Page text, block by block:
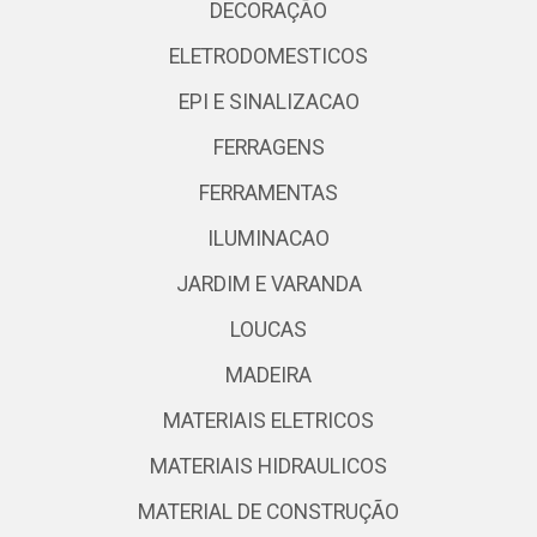
DECORAÇÃO
ELETRODOMESTICOS
EPI E SINALIZACAO
FERRAGENS
FERRAMENTAS
ILUMINACAO
JARDIM E VARANDA
LOUCAS
MADEIRA
MATERIAIS ELETRICOS
MATERIAIS HIDRAULICOS
MATERIAL DE CONSTRUÇÃO